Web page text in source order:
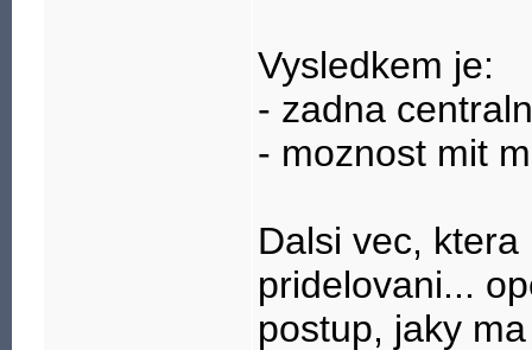
Vysledkem je:
- zadna
- moznost mit
Dalsi vec,
pridelovani...
postup, jaky